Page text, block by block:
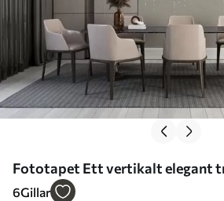
Fototapet Ett vertikalt elegant tryck av prickiga
kransar på en beige texturerad
6Gillar